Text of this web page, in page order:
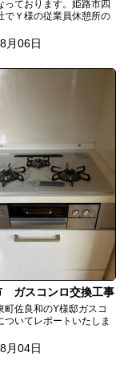
っております。姫路市四
でＹ様の従業員休憩所の
月06日
ガスコンロ交換工事
町佐良和のY様邸ガスコ
ついてレポートいたしま
月04日